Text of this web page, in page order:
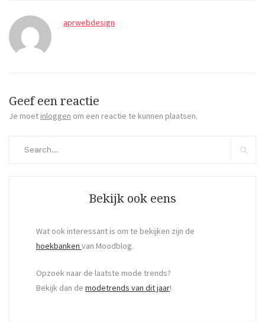
aprwebdesign
Geef een reactie
Je moet inloggen om een reactie te kunnen plaatsen.
Bekijk ook eens
Wat ook interessant is om te bekijken zijn de
hoekbanken van Moodblog.
Opzoek naar de laatste mode trends?
Bekijk dan de modetrends van dit jaar!